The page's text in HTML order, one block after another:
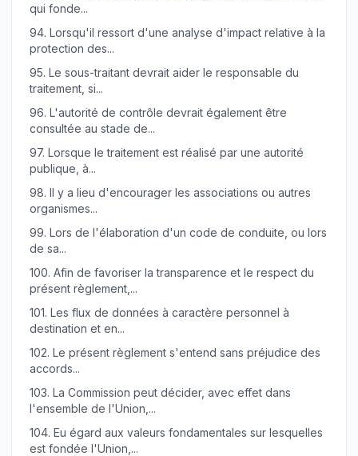
qui fonde...
94. Lorsqu'il ressort d'une analyse d'impact relative à la
protection des...
95. Le sous-traitant devrait aider le responsable du
traitement, si...
96. L'autorité de contrôle devrait également être
consultée au stade de...
97. Lorsque le traitement est réalisé par une autorité
publique, à...
98. Il y a lieu d'encourager les associations ou autres
organismes...
99. Lors de l'élaboration d'un code de conduite, ou lors
de sa...
100. Afin de favoriser la transparence et le respect du
présent règlement,...
101. Les flux de données à caractère personnel à
destination et en...
102. Le présent règlement s'entend sans préjudice des
accords...
103. La Commission peut décider, avec effet dans
l'ensemble de l'Union,...
104. Eu égard aux valeurs fondamentales sur lesquelles
est fondée l'Union,...